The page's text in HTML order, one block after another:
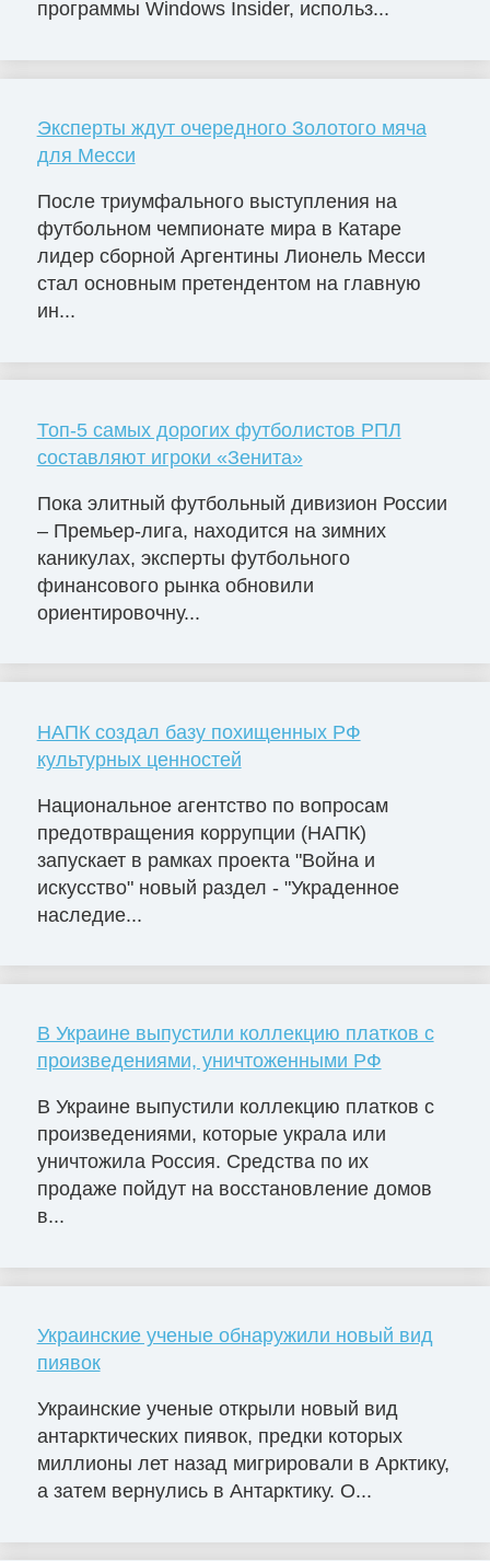
программы Windows Insider, использ...
Эксперты ждут очередного Золотого мяча
для Месси
После триумфального выступления на
футбольном чемпионате мира в Катаре
лидер сборной Аргентины Лионель Месси
стал основным претендентом на главную
ин...
Топ-5 самых дорогих футболистов РПЛ
составляют игроки «Зенита»
Пока элитный футбольный дивизион России
– Премьер-лига, находится на зимних
каникулах, эксперты футбольного
финансового рынка обновили
ориентировочну...
НАПК создал базу похищенных РФ
культурных ценностей
Национальное агентство по вопросам
предотвращения коррупции (НАПК)
запускает в рамках проекта "Война и
искусство" новый раздел - "Украденное
наследие...
В Украине выпустили коллекцию платков с
произведениями, уничтоженными РФ
В Украине выпустили коллекцию платков с
произведениями, которые украла или
уничтожила Россия. Средства по их
продаже пойдут на восстановление домов
в...
Украинские ученые обнаружили новый вид
пиявок
Украинские ученые открыли новый вид
антарктических пиявок, предки которых
миллионы лет назад мигрировали в Арктику,
а затем вернулись в Антарктику. О...